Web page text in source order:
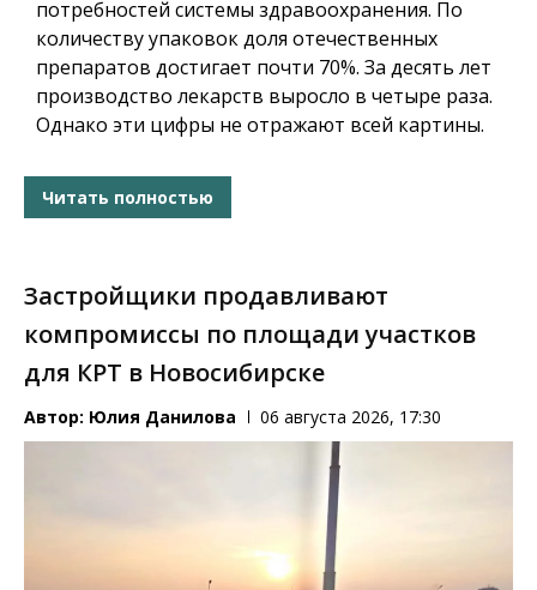
потребностей системы здравоохранения. По
количеству упаковок доля отечественных
препаратов достигает почти 70%. За десять лет
производство лекарств выросло в четыре раза.
Однако эти цифры не отражают всей картины.
Читать полностью
Застройщики продавливают
компромиссы по площади участков
для КРТ в Новосибирске
Автор: Юлия Данилова 06 августа 2026, 17:30